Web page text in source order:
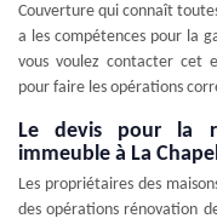
Couverture qui connaît
a les compétences pour la
vous voulez contacter cet
pour faire les opérations
Le devis pour la
immeuble à La
Les propriétaires des
des opérations rénovation